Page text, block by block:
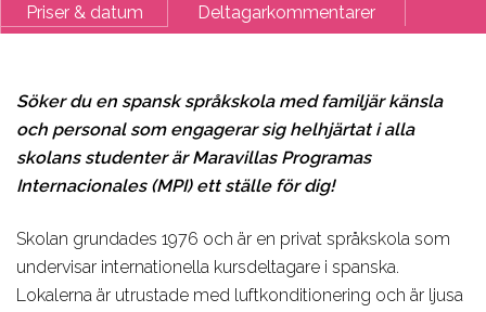
Priser & datum
Deltagarkommentarer
Söker du en spansk språkskola med familjär känsla
och personal som engagerar sig helhjärtat i alla
skolans studenter är Maravillas Programas
Internacionales (MPI) ett ställe för dig!
Skolan grundades 1976 och är en privat språkskola som
undervisar internationella kursdeltagare i spanska.
Lokalerna är utrustade med luftkonditionering och är ljusa